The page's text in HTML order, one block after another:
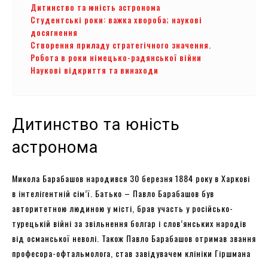
Дитинство та юність астронома
Студентські роки: важка хвороба; наукові
досягнення
Створення приладу стратегічного значення.
Робота в роки німецько-радянської війни
Наукові відкриття та винаходи
Дитинство та юність
астронома
Микола Барабашов народився 30 березня 1884 року в Харкові
в інтелігентній сім’ї. Батько – Павло Барабашов був
авторитетною людиною у місті, брав участь у російсько-
турецькій війні за звільнення болгар і слов’янських народів
від османської неволі. Також Павло Барабашов отримав звання
професора-офтальмолога, став завідувачем клініки Гіршмана